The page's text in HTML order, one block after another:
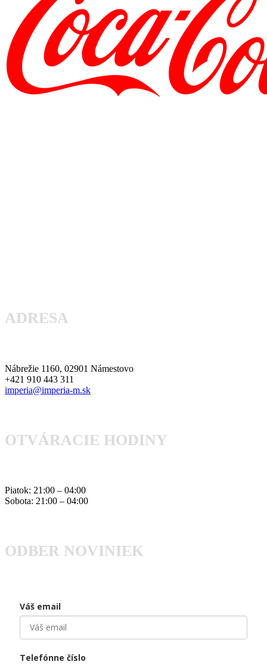
ADRESA
Nábrežie 1160, 02901 Námestovo
+421 910 443 311
imperia@imperia-m.sk
OTVÁRACIE HODINY
Piatok: 21:00 – 04:00
Sobota: 21:00 – 04:00
ODBER NOVINIEK
Váš email
Telefónne číslo